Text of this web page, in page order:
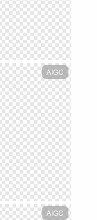
AIGC
AIGC